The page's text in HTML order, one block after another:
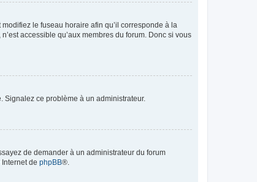
le fuseau horaire afin qu’il corresponde à la
accessible qu’aux membres du forum. Donc si vous
Signalez ce problème à un administrateur.
de demander à un administrateur du forum
de phpBB®.